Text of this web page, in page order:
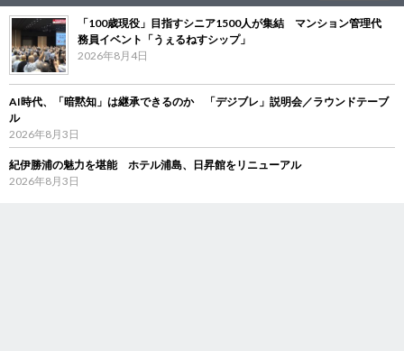
「100歳現役」目指すシニア1500人が集結 マンション管理代
務員イベント「うぇるねすシップ」
2026年8月4日
AI時代、「暗黙知」は継承できるのか 「デジブレ」説明会／ラウンドテーブ
ル
2026年8月3日
紀伊勝浦の魅力を堪能 ホテル浦島、日昇館をリニューアル
2026年8月3日